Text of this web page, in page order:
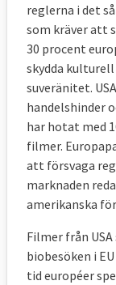
reglerna i det
som kräver att
30 procent
skydda
suveränitet.
handelshinder
har hotat med
filmer.
att försvaga
marknaden
amerikanska
Filmer från
biobesöken i
tid européer